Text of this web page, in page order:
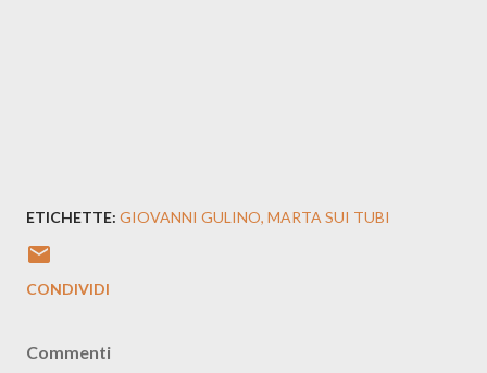
ETICHETTE: GIOVANNI GULINO MARTA SUI TUBI
CONDIVIDI
Commenti